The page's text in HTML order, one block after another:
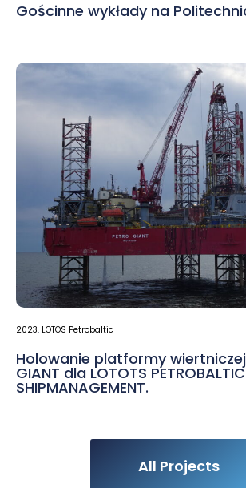
Gościnne wykłady na
2023, LOTOS Petrobaltic
Holowanie platformy wiertniczej
GIANT dla LOTOTS
SHIPMANAGEMENT.
All Projects